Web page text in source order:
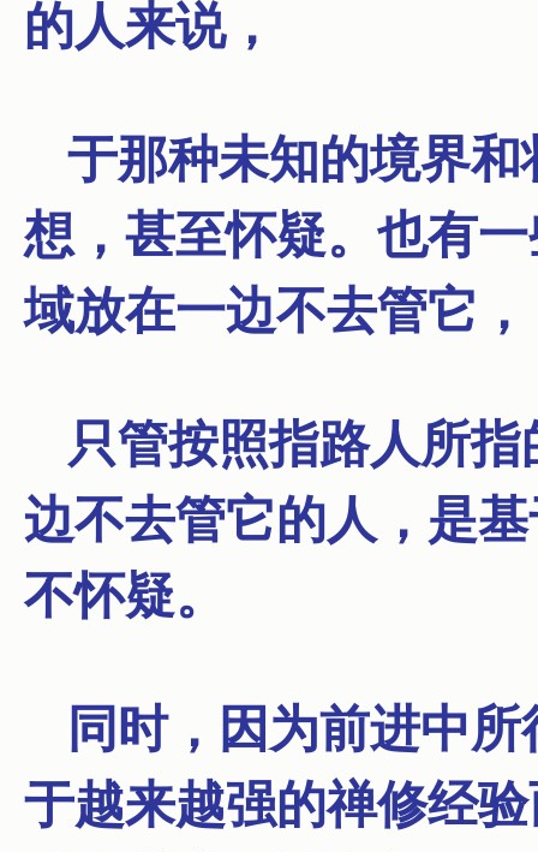
的人来说，
于那种未知的境界
想，甚至怀疑。 也有
域放在一边不去管它，
只管按照指路人所
边不去管它的人，是
不怀疑。
同时，因为前进中
于越来越强的禅修经